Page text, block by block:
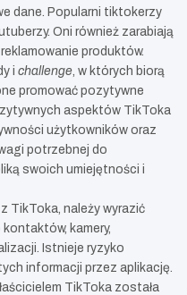
dane. Popularni tiktokerzy
Oni również zarabiają
produktów.
i challenge , w których biorą
promować pozytywne
aspektów TikToka
użytkowników oraz
potrzebnej do
swoich umiejętności i
TikToka, należy wyrazić
kamery,
Istnieje ryzyko
informacji przez aplikację.
TikToka została